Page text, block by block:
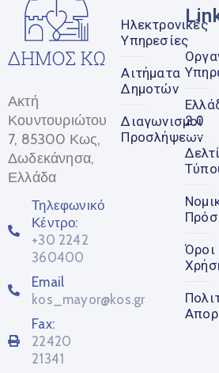
Ακτή
Κουντουριώτου
7, 85300 Κως,
Δωδεκάνησα,
Ελλάδα
Τηλεφωνικό
Κέντρο:
+30 2242
360400
Email
kos_mayor@kos.gr
Fax:
22420
21341
Ηλεκτρονικές
Υπηρεσίες
Αιτήματα
Δημοτών
Διαγωνισμοί
Προσλήψεων
2.0
Όροι